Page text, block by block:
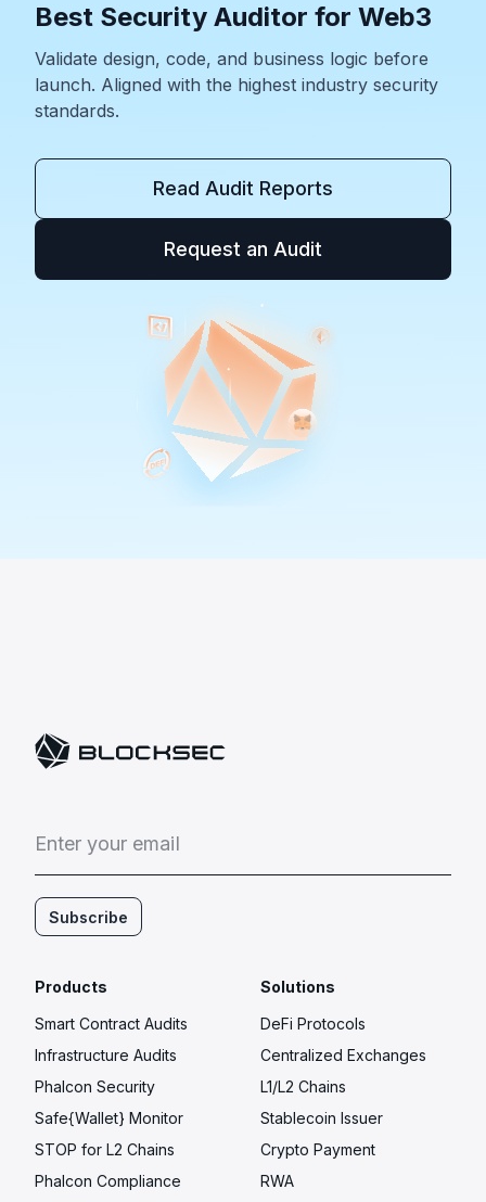
Best Security Auditor for Web3
Validate design, code, and business logic before
launch. Aligned with the highest industry security
standards.
Read Audit Reports
Request an Audit
Enter your email
Subscribe
Products
Smart Contract Audits
Infrastructure Audits
Phalcon Security
Safe{Wallet} Monitor
STOP for L2 Chains
Phalcon Compliance
Solutions
DeFi Protocols
Centralized Exchanges
L1/L2 Chains
Stablecoin Issuer
Crypto Payment
RWA